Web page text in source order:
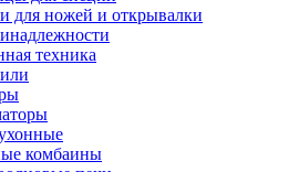
для ножей и открывалки
техника
комбаины